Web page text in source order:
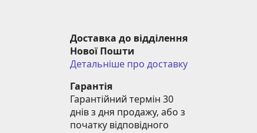
Доставка до відділення
Нової Пошти
Детальніше про доставку
Гарантія
Гарантійний термін 30
днів з дня продажу, або з
початку відповідного